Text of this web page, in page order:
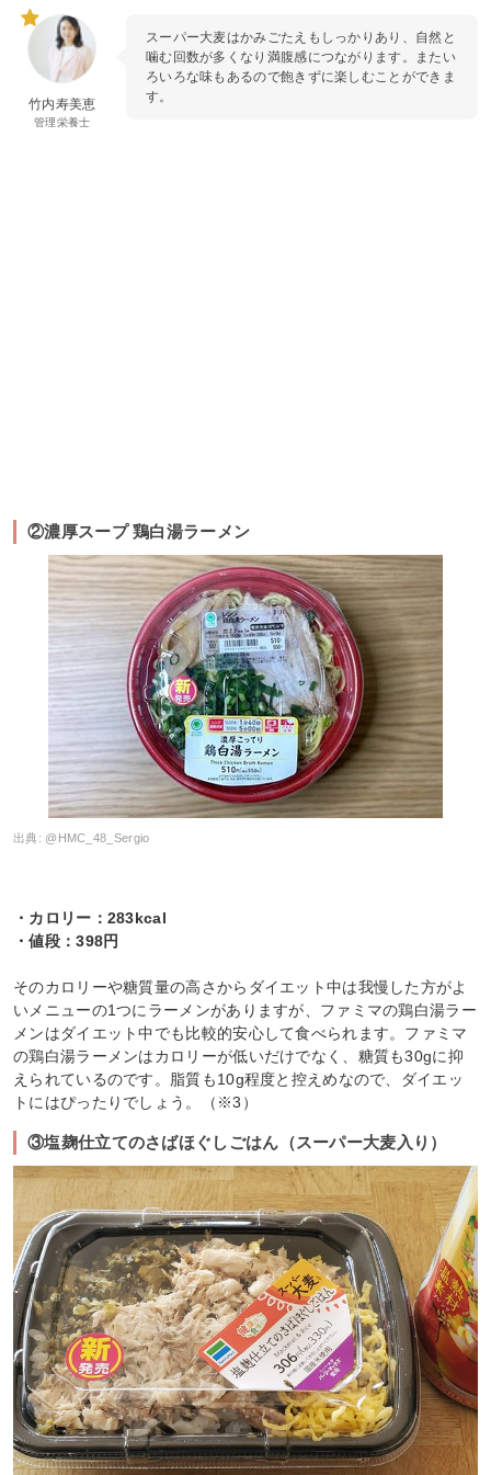
竹内寿美恵
管理栄養士
スーパー大麦はかみごたえもしっかりあり、自然と
噛む回数が多くなり満腹感につながります。またい
ろいろな味もあるので飽きずに楽しむことができま
す。
②濃厚スープ 鶏白湯ラーメン
出典: @HMC_48_Sergio
・カロリー：283kcal
・値段：398円
そのカロリーや糖質量の高さからダイエット中は我慢した方がよ
いメニューの1つにラーメンがありますが、ファミマの鶏白湯ラー
メンはダイエット中でも比較的安心して食べられます。ファミマ
の鶏白湯ラーメンはカロリーが低いだけでなく、糖質も30gに抑
えられているのです。脂質も10g程度と控えめなので、ダイエッ
トにはぴったりでしょう。（※3）
③塩麹仕立てのさばほぐしごはん（スーパー大麦入り）